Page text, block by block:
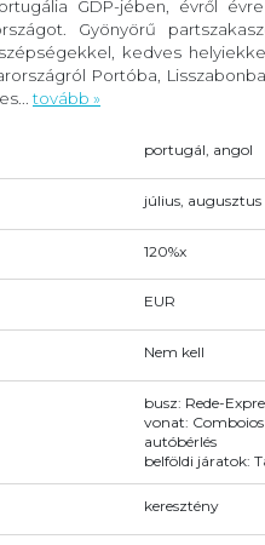
GDP-jében, évről
Gyönyörű
kedves
Portóba,
tovább »
portugál, angol
július, augusztus
120%x
EUR
Nem kell
busz: Rede-
vonat:
autóbérlés
belföldi járatok:
keresztény